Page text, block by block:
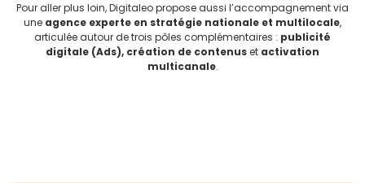
Pour aller plus loin, Digitaleo propose aussi l’accompagnement via
une agence experte en stratégie nationale et multilocale,
articulée autour de trois pôles complémentaires : publicité
digitale (Ads), création de contenuset activation
multicanale.